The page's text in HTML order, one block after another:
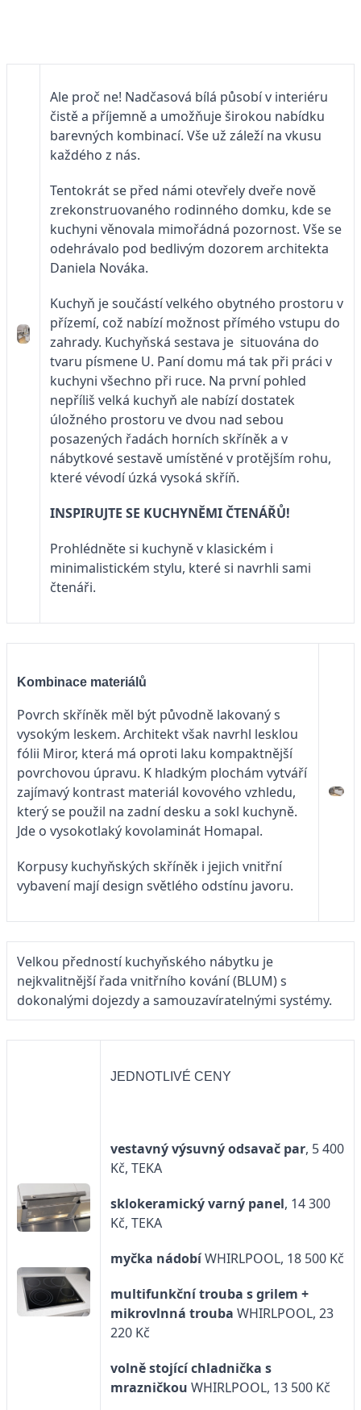
Ale proč ne! Nadčasová bílá působí v interiéru
čistě a příjemně a umožňuje širokou nabídku
barevných kombinací. Vše už záleží na vkusu
každého z nás.
Tentokrát se před námi otevřely dveře nově
zrekonstruovaného rodinného domku, kde se
kuchyni věnovala mimořádná pozornost. Vše se
odehrávalo pod bedlivým dozorem architekta
Daniela Nováka.
Kuchyň je součástí velkého obytného prostoru v
přízemí, což nabízí možnost přímého vstupu do
zahrady. Kuchyňská sestava je situována do
tvaru písmene U. Paní domu má tak při práci v
kuchyni všechno při ruce. Na první pohled
nepříliš velká kuchyň ale nabízí dostatek
úložného prostoru ve dvou nad sebou
posazených řadách horních skříněk a v
nábytkové sestavě umístěné v protějším rohu,
které vévodí úzká vysoká skříň.
INSPIRUJTE SE KUCHYNĚMI ČTENÁŘŮ!
Prohlédněte si kuchyně v klasickém i
minimalistickém stylu, které si navrhli sami
čtenáři.
Kombinace materiálů
Povrch skříněk měl být původně lakovaný s
vysokým leskem. Architekt však navrhl lesklou
fólii Miror, která má oproti laku kompaktnější
povrchovou úpravu. K hladkým plochám vytváří
zajímavý kontrast materiál kovového vzhledu,
který se použil na zadní desku a sokl kuchyně.
Jde o vysokotlaký kovolaminát Homapal.
Korpusy kuchyňských skříněk i jejich vnitřní
vybavení mají design světlého odstínu javoru.
Velkou předností kuchyňského nábytku je
nejkvalitnější řada vnitřního kování (BLUM) s
dokonalými dojezdy a samouzavíratelnými systémy.
JEDNOTLIVÉ CENY
vestavný výsuvný odsavač par, 5 400
Kč, TEKA
sklokeramický varný panel, 14 300
Kč, TEKA
myčka nádobíWHIRLPOOL, 18 500 Kč
multifunkční trouba s grilem +
mikrovlnná trouba WHIRLPOOL, 23
220 Kč
volně stojící chladnička s
mrazničkou WHIRLPOOL, 13 500 Kč